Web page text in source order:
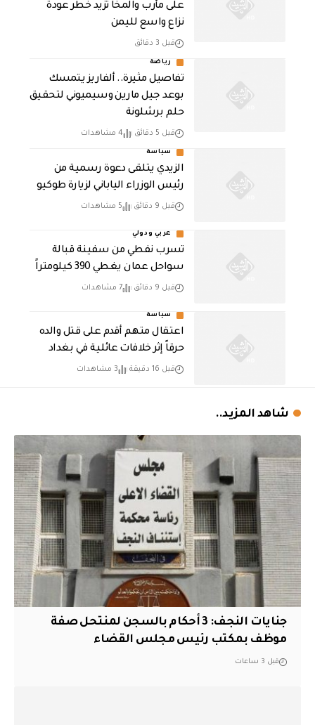
على مأرب والمخا تزيد خطر عودة
نزاع واسع لليمن
قبل 3 دقائق
رياضة
تفاصيل مثيرة.. ألفاريز يتمسك
بوعد جيل مارين وسيميوني لتحقيق
حلم برشلونة
قبل 5 دقائق 4 مشاهدات
سياسة
الزيدي يتلقى دعوة رسمية من
رئيس الوزراء الياباني لزيارة طوكيو
قبل 9 دقائق 5 مشاهدات
عربي ودولي
تسرب نفطي من سفينة قبالة
سواحل عمان يغطي 390 كيلومتراً
قبل 9 دقائق 7 مشاهدات
سياسة
اعتقال متهم أقدم على قتل والده
حرقاً إثر خلافات عائلية في بغداد
قبل 16 دقيقة 3 مشاهدات
شاهد المزيد..
جنايات النجف: 3 أحكام بالسجن لمنتحل صفة
موظف بمكتب رئيس مجلس القضاء
قبل 3 ساعات